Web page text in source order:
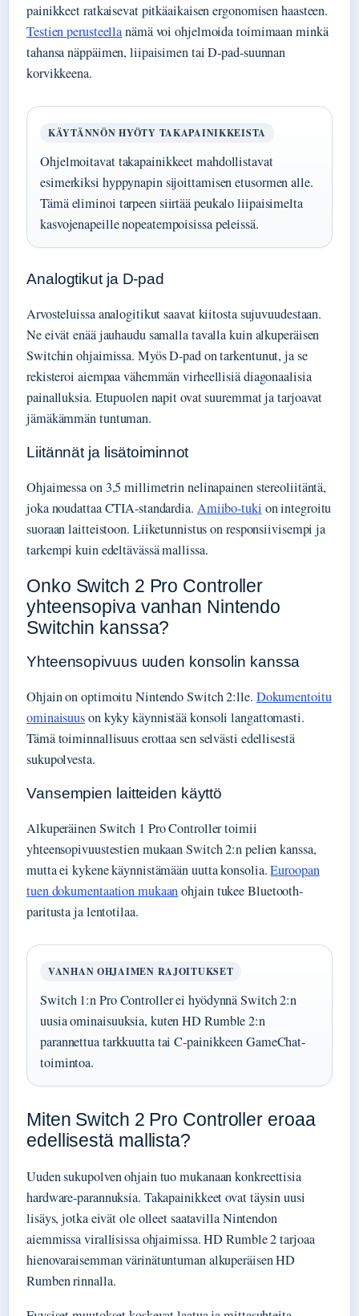
painikkeet ratkaisevat pitkäaikaisen ergonomisen haasteen.
Testien perusteellanämä voi ohjelmoida toimimaan minkä
tahansa näppäimen, liipaisimen tai D-pad-suunnan
korvikkeena.
KÄYTÄNNÖN HYÖTY TAKAPAINIKKEISTA
Ohjelmoitavat takapainikkeet mahdollistavat
esimerkiksi hyppynapin sijoittamisen etusormen alle.
Tämä eliminoi tarpeen siirtää peukalo liipaisimelta
kasvojenapeille nopeatempoisissa peleissä.
Analogtikut ja D-pad
Arvosteluissa analogitikut saavat kiitosta sujuvuudestaan.
Ne eivät enää jauhaudu samalla tavalla kuin alkuperäisen
Switchin ohjaimissa. Myös D-pad on tarkentunut, ja se
rekisteroi aiempaa vähemmän virheellisiä diagonaalisia
painalluksia. Etupuolen napit ovat suuremmat ja tarjoavat
jämäkämmän tuntuman.
Liitännät ja lisätoiminnot
Ohjaimessa on 3,5 millimetrin nelinapainen stereoliitäntä,
joka noudattaa CTIA-standardia. Amiibo-tuki on integroitu
suoraan laitteistoon. Liiketunnistus on responsiivisempi ja
tarkempi kuin edeltävässä mallissa.
Onko Switch 2 Pro Controller
yhteensopiva vanhan Nintendo
Switchin kanssa?
Yhteensopivuus uuden konsolin kanssa
Ohjain on optimoitu Nintendo Switch 2:lle. Dokumentoitu
ominaisuuson kyky käynnistää konsoli langattomasti.
Tämä toiminnallisuus erottaa sen selvästi edellisestä
sukupolvesta.
Vansempien laitteiden käyttö
Alkuperäinen Switch 1 Pro Controller toimii
yhteensopivuustestien mukaan Switch 2:n pelien kanssa,
mutta ei kykene käynnistämään uutta konsolia.Euroopan
tuen dokumentaation mukaanohjain tukee Bluetooth-
paritusta ja lentotilaa.
VANHAN OHJAIMEN RAJOITUKSET
Switch 1:n Pro Controller ei hyödynnä Switch 2:n
uusia ominaisuuksia, kuten HD Rumble 2:n
parannettua tarkkuutta tai C-painikkeen GameChat-
toimintoa.
Miten Switch 2 Pro Controller eroaa
edellisestä mallista?
Uuden sukupolven ohjain tuo mukanaan konkreettisia
hardware-parannuksia. Takapainikkeet ovat täysin uusi
lisäys, jotka eivät ole olleet saatavilla Nintendon
aiemmissa virallisissa ohjaimissa. HD Rumble 2 tarjoaa
hienovaraisemman värinätuntuman alkuperäisen HD
Rumben rinnalla.